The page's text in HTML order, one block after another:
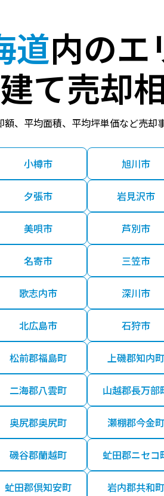
道内のエ
て売却
、平均面積、平均坪単価など売却
小樽市 旭川市
夕張市 岩見沢市
美唄市 芦別市
名寄市 三笠市
歌志内市 深川市
北広島市 石狩市
松前郡福島町 上磯郡知内町
二海郡八雲町 山越郡長万部
奥尻郡奥尻町 瀬棚郡今金町
磯谷郡蘭越町 虻田郡ニセコ
虻田郡倶知安町 岩内郡共和町